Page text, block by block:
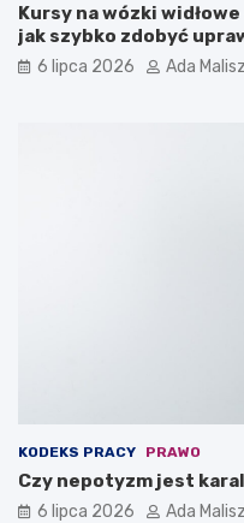
Kursy na wózki
jak szybko zdobyć
6 lipca 2026 Ada
KODEKS PRACY PRAWO
Czy nepotyzm jest
6 lipca 2026 Ada